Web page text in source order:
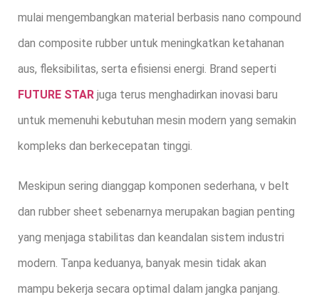
mulai mengembangkan material berbasis nano compound
dan composite rubber untuk meningkatkan ketahanan
aus, fleksibilitas, serta efisiensi energi. Brand seperti
FUTURE STAR juga terus menghadirkan inovasi baru
untuk memenuhi kebutuhan mesin modern yang semakin
kompleks dan berkecepatan tinggi.
Meskipun sering dianggap komponen sederhana, v belt
dan rubber sheet sebenarnya merupakan bagian penting
yang menjaga stabilitas dan keandalan sistem industri
modern. Tanpa keduanya, banyak mesin tidak akan
mampu bekerja secara optimal dalam jangka panjang.